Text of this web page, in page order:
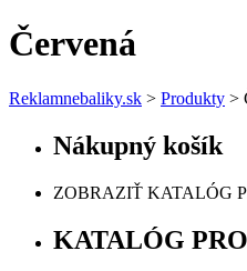
Červená
Reklamnebaliky.sk > Produkty >
Nákupný košík
ZOBRAZIŤ KATALÓG
KATALÓG